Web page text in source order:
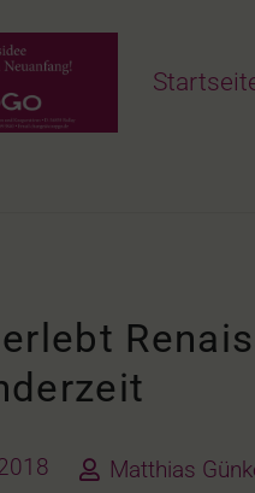
Matthias